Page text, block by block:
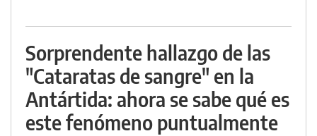
Sorprendente hallazgo de las
"Cataratas de sangre" en la
Antártida: ahora se sabe qué es
este fenómeno puntualmente